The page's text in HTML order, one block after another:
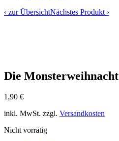
‹ zur ÜbersichtNächstes Produkt ›
Die Monsterweihnacht
1,90 €
inkl. MwSt. zzgl. Versandkosten
Nicht vorrätig